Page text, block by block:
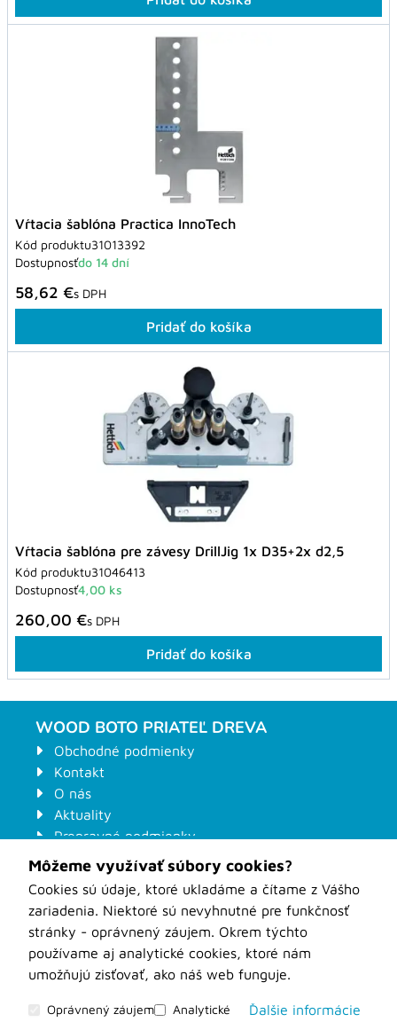
Vŕtacia šablóna Practica InnoTech
Kód produktu31013392
Dostupnosťdo 14 dní
58,62 €s DPH
Pridať do košíka
Vŕtacia šablóna pre závesy DrillJig 1x D35+2x d2,5
Kód produktu31046413
Dostupnosť4,00 ks
260,00 €s DPH
Pridať do košíka
WOOD BOTO PRIATEĽ DREVA
Obchodné podmienky
Kontakt
O nás
Aktuality
Prepravné podmienky
Ochrana osobných údajov
Kontaktný formulár na stroje
Odstúpenie od zmluvy
Formuláre pre zákazkové nástroje
WOOD-BOTO Nové Zámky
Môžeme využívať súbory cookies?
Cookies sú údaje, ktoré ukladáme a čítame z Vášho
zariadenia. Niektoré sú nevyhnutné pre funkčnosť
stránky - oprávnený záujem. Okrem týchto
používame aj analytické cookies, ktoré nám
umožňujú zisťovať, ako náš web funguje.
Oprávnený záujem Analytické Ďalšie informácie